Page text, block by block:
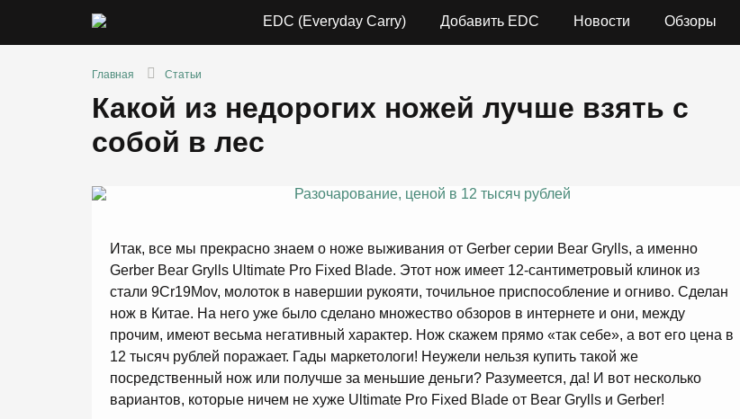
EDC (Everyday Carry) Добавить EDC Новости Обзоры
Главная Статьи
Какой из недорогих ножей лучше взять с
собой в лес
Итак, все мы прекрасно знаем о ноже выживания от Gerber серии Bear Grylls, а именно
Gerber Bear Grylls Ultimate Pro Fixed Blade. Этот нож имеет 12-сантиметровый клинок из
стали 9Cr19Mov, молоток в навершии рукояти, точильное приспособление и огниво. Сделан
нож в Китае. На него уже было сделано множество обзоров в интернете и они, между
прочим, имеют весьма негативный характер. Нож скажем прямо «так себе», а вот его цена в
12 тысяч рублей поражает. Гады маркетологи! Неужели нельзя купить такой же
посредственный нож или получше за меньшие деньги? Разумеется, да! И вот несколько
вариантов, которые ничем не хуже Ultimate Pro Fixed Blade от Bear Grylls и Gerber!